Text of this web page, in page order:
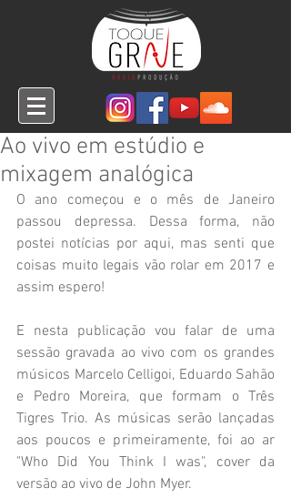
Ao vivo em estúdio e
mixagem analógica
O ano começou e o mês de Janeiro
passou depressa. Dessa forma, não
postei notícias por aqui, mas senti que
coisas muito legais vão rolar em 2017 e
assim espero!
E nesta publicação vou falar de uma
sessão gravada ao vivo com os grandes
músicos Marcelo Celligoi, Eduardo Sahão
e Pedro Moreira, que formam o Três
Tigres Trio. As músicas serão lançadas
aos poucos e primeiramente, foi ao ar
"Who Did You Think I was", cover da
versão ao vivo de John Myer.